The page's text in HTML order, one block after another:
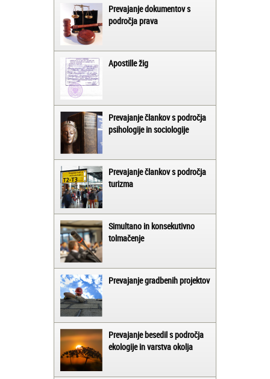
Prevajanje dokumentov s
področja prava
Apostille žig
Prevajanje člankov s področja
psihologije in sociologije
Prevajanje člankov s področja
turizma
Simultano in konsekutivno
tolmačenje
Prevajanje gradbenih projektov
Prevajanje besedil s področja
ekologije in varstva okolja